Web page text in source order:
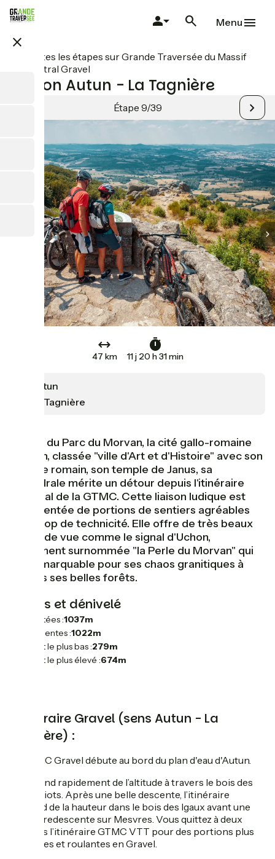
Aller
au
principal
close
Menu
Toutes les étapes sur Grande Traversée du Massif
Central Gravel
Liaison Autun - La Tagnière
Étape 9/39
47 km 11 j 20 h 31 min
Autun
La Tagnière
Au sud du Parc du Morvan, la cité gallo-romaine
d'Autun, classée "ville d'Art et d'Histoire" avec son
théâtre romain, son temple de Janus, sa
cathédrale mérite un détour depuis l'itinéraire
principal de la GTMC. Cette liaison ludique est
agrémentée de portions de sentiers agréables
sans trop de technicité. Elle offre de très beaux
points de vue comme le signal d'Uchon,
également surnommée "la Perle du Morvan" qui
est remarquable pour ses chaos granitiques à
travers ses belles forêts.
Pentes et dénivelé
Montées :1037m
Descentes :1022m
Point le plus bas :279m
Point le plus élevé :674m
L'itinéraire Gravel (sens Autun - La
Tagnière) :
La GTMC Gravel débute au bord du plan d'eau d'Autun.
Elle prend rapidement de l’altitude à travers le bois des
Renaudiots. Après une belle descente, l’itinéraire
reprend de la hauteur dans le bois des Igaux avant une
longue redescente sur Mesvres. Vous quittez à deux
reprises l’itinéraire GTMC VTT pour des portions plus
agréables et roulantes en Gravel.